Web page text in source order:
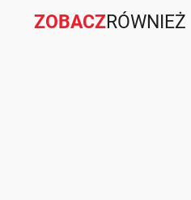
ZOBACZRÓWNIEŻ